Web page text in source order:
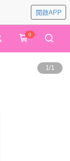
開啟APP
0
1/1